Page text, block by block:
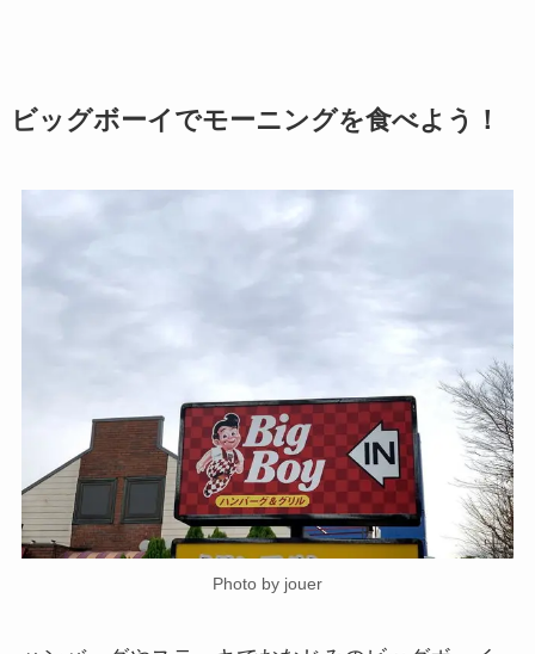
ビッグボーイでモーニングを食べよう！
Photo by jouer